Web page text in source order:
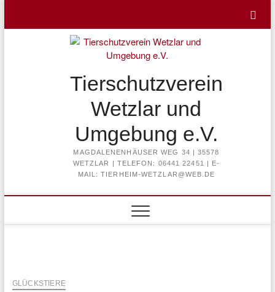
content
Tierschutzverein
Wetzlar und
Umgebung e.V.
MAGDALENENHÄUSER WEG 34 | 35578
WETZLAR | TELEFON: 06441 22451 | E-
MAIL: TIERHEIM-WETZLAR@WEB.DE
GLÜCKSTIERE